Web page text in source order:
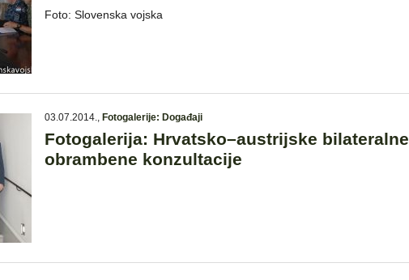
Foto: Slovenska vojska
03.07.2014., Fotogalerije: Događaji
Fotogalerija: Hrvatsko–austrijske bilateralne
obrambene konzultacije